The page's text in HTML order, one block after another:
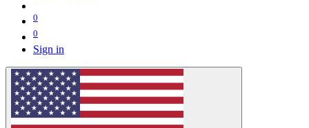
0
0
Sign in